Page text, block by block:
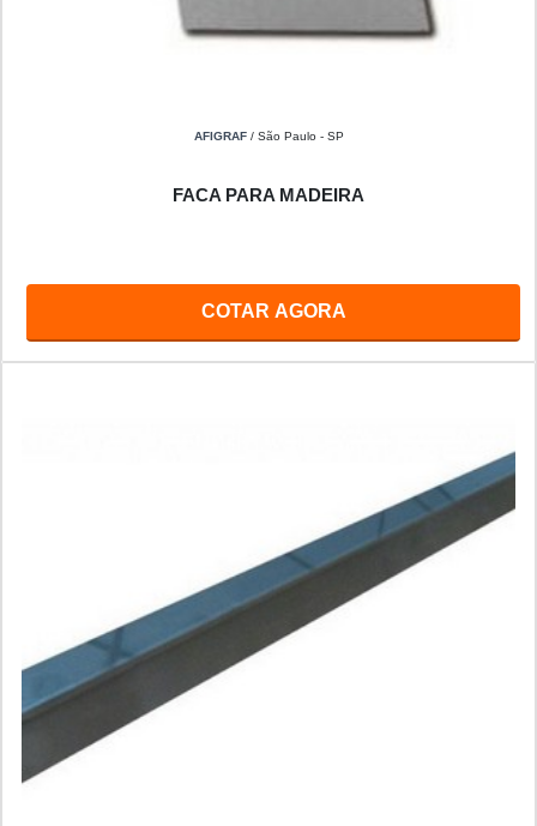
AFIGRAF/ São Paulo - SP
FACA PARA MADEIRA
COTAR AGORA